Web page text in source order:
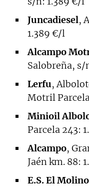
Juncadiesel,
1.389 €/l
Alcampo
Salobreña, s/
Lerfu,
Motril
Minioil
Parcela 243:
Alcampo,
Jaén km. 88:
E.S. El